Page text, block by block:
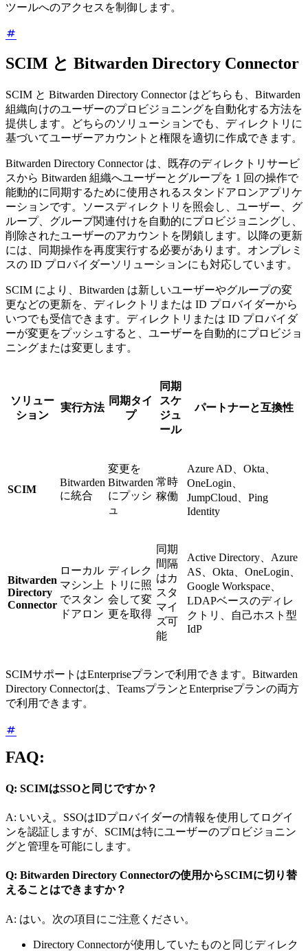
ツールへのアクセスを制御します。
SCIM と Bitwarden Directory Connector
SCIM と Bitwarden Directory Connector はどちらも、Bitwarden
組織向けのユーザーのプロビジョニングを自動化する方法を
提供します。どちらのソリューションでも、ディレクトリに
基づいてユーザーアカウントと権限を適切に作成できます。
Bitwarden Directory Connector は、既存のディレクトリサービ
スから Bitwarden 組織へユーザーとグループを 1 回の操作で
能動的に同期するために使用されるスタンドアロンアプリケ
ーションです。ソースディレクトリを照会し、ユーザー、グ
ループ、グループ関連付けを自動的にプロビジョニングし、
削除されたユーザーのアカウントを閉鎖します。以降の更新
には、同期操作を再度実行する必要があります。オンプレミ
スの ID プロバイダーソリューションにも対応しています。
SCIM により、Bitwarden は新しいユーザーやグループの変
更などの更新を、ディレクトリまたは ID プロバイダーから
いつでも受信できます。ディレクトリまたは ID プロバイダ
ーが変更をプッシュすると、ユーザーを自動的にプロビジョ
ニングまたは変更します。
ソリュー
ション
実行方法
同期タイ
プ
同期
スケ
ジュ
ール
パートナーと互換性
SCIM
Bitwarden
に統合
変更を
Bitwarden
にプッシ
ュ
常時
稼働
Azure AD、Okta、
OneLogin、
JumpCloud、Ping
Identity
Bitwarden
Directory
Connector
ローカル
マシン上
でスタン
ドアロン
ディレク
トリに照
会して変
更を取得
同期
間隔
はカ
スタ
マイ
ズ可
能
Active Directory、Azure
AS、Okta、OneLogin、
Google Workspace、
LDAPベースのディレ
クトリ、自己ホスト型
IdP
SCIMサポートはEnterpriseプランで利用できます。Bitwarden
Directory Connectorは、TeamsプランとEnterpriseプランの両方
で利用できます。
FAQ:
Q: SCIMはSSOと同じですか？
A: いいえ。SSOはIDプロバイダーの情報を使用してログイ
ンを認証しますが、SCIMは特にユーザーのプロビジョニン
グと管理を可能にします。
Q: Bitwarden Directory Connectorの使用からSCIMに切り替
えることはできますか？
A: はい。次の項目にご注意ください。
Directory Connectorが使用していたものと同じディレク